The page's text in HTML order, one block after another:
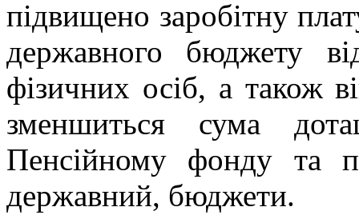
підвищено заробітну
державного бюджету
фізичних осіб, а також
зменшиться сума
Пенсійному фонду та
державний, бюджети.